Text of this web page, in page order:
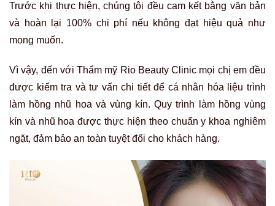
Trước khi thực hiện, chúng tôi đều cam kết bằng văn bản
và hoàn lại 100% chi phí nếu không đạt hiệu quả như
mong muốn.
Vì vậy, đến với Thẩm mỹ Rio Beauty Clinic mọi chị em đều
được kiểm tra và tư vấn chi tiết để cá nhân hóa liệu trình
làm hồng nhũ hoa và vùng kín. Quy trình làm hồng vùng
kín và nhũ hoa được thực hiện theo chuẩn y khoa nghiêm
ngặt, đảm bảo an toàn tuyệt đối cho khách hàng.